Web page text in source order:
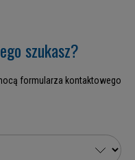
szukasz?
formularza kontaktowego